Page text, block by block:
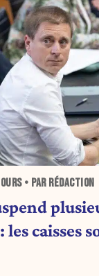
• PAR RÉDACTION
les caisses